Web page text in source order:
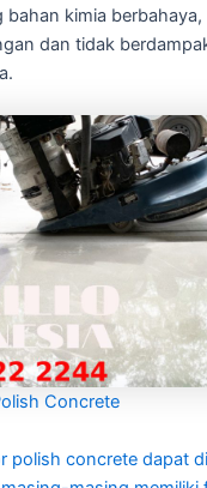
bahan kimia
dan tidak
Concrete
polish concrete dapat